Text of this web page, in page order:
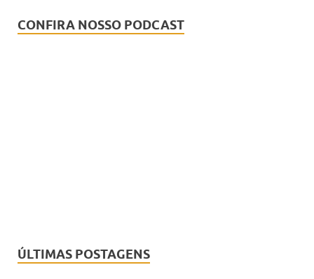
CONFIRA NOSSO PODCAST
ÚLTIMAS POSTAGENS